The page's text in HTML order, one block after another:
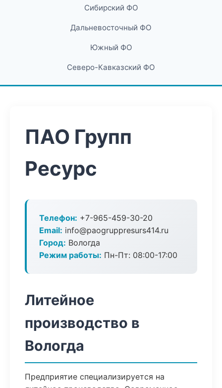
Сибирский ФО
Дальневосточный ФО
Южный ФО
Северо-Кавказский ФО
ПАО Групп
Ресурс
Телефон: +7-965-459-30-20
Email: info@paogruppresurs414.ru
Город: Вологда
Режим работы: Пн-Пт: 08:00-17:00
Литейное
производство в
Вологда
Предприятие специализируется на